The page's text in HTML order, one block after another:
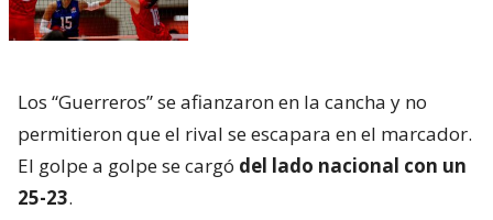
Los “Guerreros” se afianzaron en la cancha y no
permitieron que el rival se escapara en el marcador.
El golpe a golpe se cargó del lado nacional con un
25-23.